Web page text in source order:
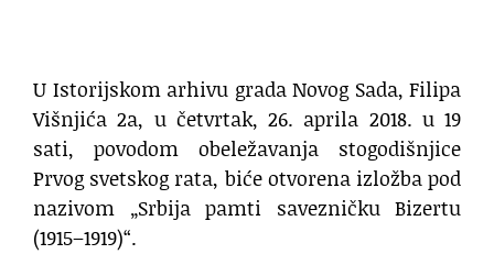
U Istorijskom arhivu grada Novog Sada, Filipa
Višnjića 2a, u četvrtak, 26. aprila 2018. u 19
sati, povodom obeležavanja stogodišnjice
Prvog svetskog rata, biće otvorena izložba pod
nazivom „Srbija pamti savezničku Bizertu
(1915–1919)“.